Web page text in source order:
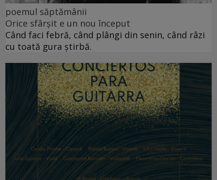
poemul săptămânii
Orice sfârșit e un nou început
Când faci febră, când plângi din senin, când râzi
cu toată gura știrbă.